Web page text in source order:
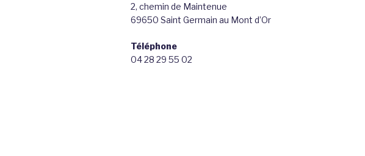
2, chemin de Maintenue
69650 Saint Germain au Mont d’Or
Téléphone
04 28 29 55 02